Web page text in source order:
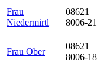
Frau
Niedermirtl
08621
8006-21
Frau Ober
08621
8006-18